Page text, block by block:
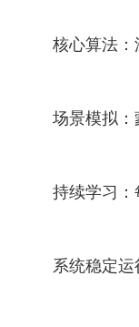
核心算法
场景模拟
持续学习
系统稳定运